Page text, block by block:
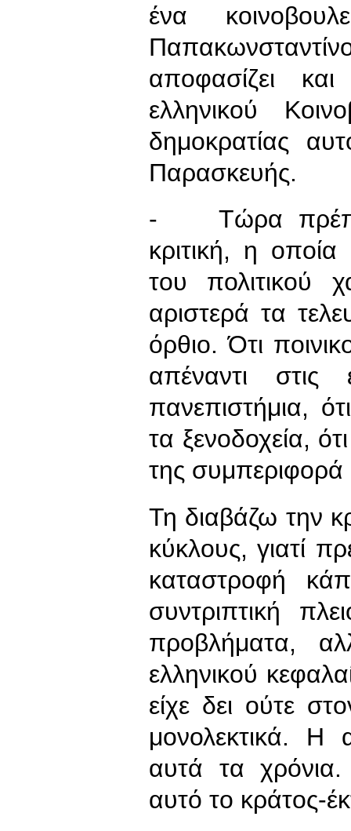
ένα
αποφασίζει
ελληνικού
δημοκρατίας
Παρασκευής.
- Τώρα πρέπει
κριτική, η
του πολιτικού
αριστερά τα
όρθιο. Ότι
απέναντι στις
πανεπιστήμια,
τα ξενοδοχεία,
της συμπεριφορά
Τη διαβάζω την
κύκλους, γιατί
καταστροφή
συντριπτική
προβλήματα,
ελληνικού
είχε δει ούτε
μονολεκτικά. Η
αυτά τα
αυτό το κράτος-